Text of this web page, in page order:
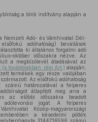
a bírói indítvány alapján a
Nemzeti Adó- és Vámhivatal Dél-
adóhatóság) bevallások
ki általános forgalmi adó
időszakra nézve. Az
a megbízólevél átadásával az
továbbiakban: régi Art.) alapján,
termékek egy része valójában
Az elsőfokú adóhatóság
számú határozatával a felperes
állapított meg arra a
az előbbi időszakra beadott
adólevonási jogát. A felperes
Közép-magyarországi
a késedelmi pótlék
3144716596 számú